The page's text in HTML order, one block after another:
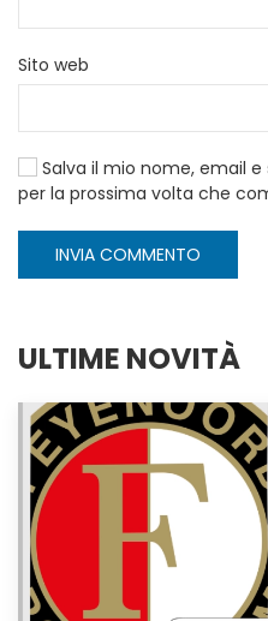
Sito web
Salva il mio nome, email
per la prossima volta che
INVIA COMMENTO
ULTIME NOVITÀ